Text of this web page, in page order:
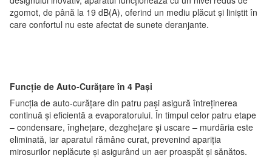
zgomot, de până la 19 dB(A), oferind un mediu plăcut și liniștit în
care confortul nu este afectat de sunete deranjante.
Funcție de Auto-Curățare în 4 Pași
Funcția de auto-curățare din patru pași asigură întreținerea
continuă și eficientă a evaporatorului. În timpul celor patru etape
– condensare, înghețare, dezghețare și uscare – murdăria este
eliminată, iar aparatul rămâne curat, prevenind apariția
mirosurilor neplăcute și asigurând un aer proaspăt și sănătos.